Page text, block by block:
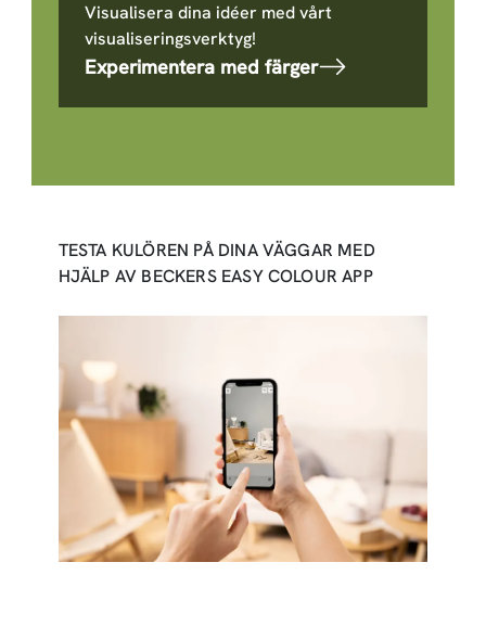
Visualisera dina idéer med vårt
visualiseringsverktyg!
Experimentera med färger
TESTA KULÖREN PÅ DINA VÄGGAR MED
HJÄLP AV BECKERS EASY COLOUR APP